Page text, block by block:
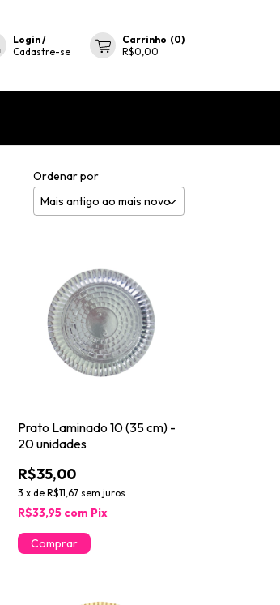
Login/
Cadastre-se
Carrinho (0)
R$0,00
Ordenar por
Prato Laminado 10 (35 cm) -
20 unidades
R$35,00
3 x de R$11,67 sem juros
R$33,95 com Pix